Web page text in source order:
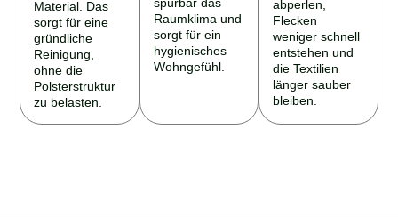
Material. Das
sorgt für eine
gründliche
Reinigung,
ohne die
Polsterstruktur
zu belasten.
Raumklima und
sorgt für ein
hygienisches
Wohngefühl.
abperlen,
Flecken
weniger schnell
entstehen und
die Textilien
länger sauber
bleiben.